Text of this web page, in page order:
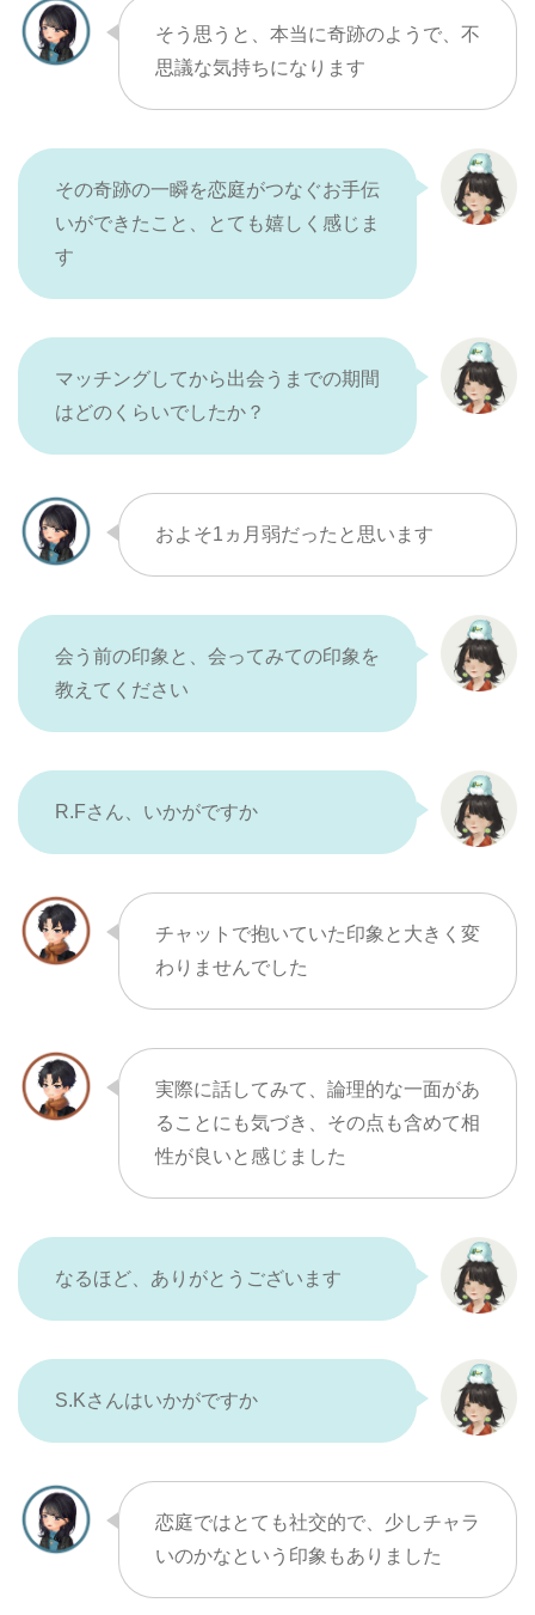
そう思うと、本当に奇跡のようで、不
思議な気持ちになります
その奇跡の一瞬を恋庭がつなぐお手伝
いができたこと、とても嬉しく感じま
す
マッチングしてから出会うまでの期間
はどのくらいでしたか？
およそ1ヵ月弱だったと思います
会う前の印象と、会ってみての印象を
教えてください
R.Fさん、いかがですか
チャットで抱いていた印象と大きく変
わりませんでした
実際に話してみて、論理的な一面があ
ることにも気づき、その点も含めて相
性が良いと感じました
なるほど、ありがとうございます
S.Kさんはいかがですか
恋庭ではとても社交的で、少しチャラ
いのかなという印象もありました